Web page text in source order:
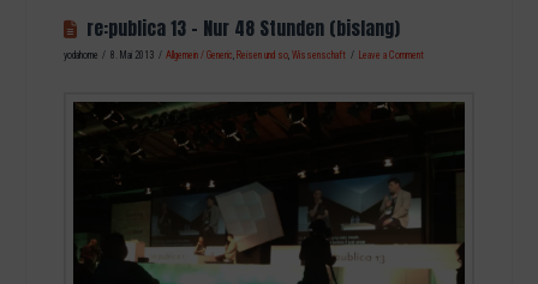
re:publica 13 – Nur 48 Stunden (bislang)
yodahome 8. Mai 2013 Allgemein / Generic, Reisen und so,Wissenschaft Leave a Comment